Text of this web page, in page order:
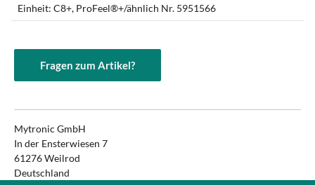
Einheit: C8+, ProFeel®+/ähnlich Nr. 5951566
Fragen zum Artikel?
Mytronic GmbH
In der Ensterwiesen 7
61276 Weilrod
Deutschland